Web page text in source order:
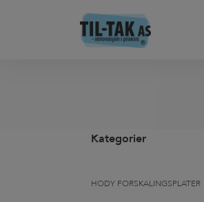
Kategorier
HODY FORSKALINGSPLATER